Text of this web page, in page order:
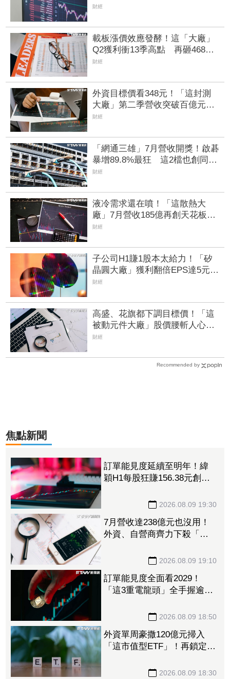
米晶片放量、2奈米準備接棒
財經
載板漲價效應發酵！這「大廠」
Q2獲利衝13季高點 再砸468億
搶AI商機
財經
外資目標價看348元！「這封測
大廠」第二季營收突破百億元
狠砸14億元赴美擴產
財經
「網通三雄」7月營收開獎！啟碁
暴增89.8%最狂 這2檔也創同期
新高
財經
液冷需求還在噴！「這散熱大
廠」7月營收185億再創天花板
前7月狂增8成、法人搶進逾7千
財經
子公司H1賺1股本太給力！「矽
晶圓大廠」獲利翻倍EPS達5元
攜手聯合再生搶攻太陽能商機
財經
高盛、花旗都下調目標價！「這
被動元件大廠」股價腰斬人心惶
惶 專家逆勢喊安：兩家外資都
財經
Recommended by
焦點新聞
訂單能見度延續至明年！緯
穎H1每股狂賺156.38元創同
2026.08.09 19:30
7月營收達238億元也沒用！
外資、自營商齊力下殺「這
2026.08.09 19:10
訂單能見度全面看2029！
「這3重電龍頭」全手握逾百
承認第二季財報2026.08.09 18:50
外資單周豪撒120億元掃入
「這市值型ETF」！再鎖定5
2026.08.09 18:30